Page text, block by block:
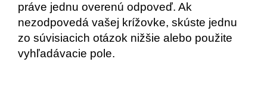
práve jednu overenú odpoveď. Ak
nezodpovedá vašej krížovke, skúste jednu
zo súvisiacich otázok nižšie alebo použite
vyhľadávacie pole.